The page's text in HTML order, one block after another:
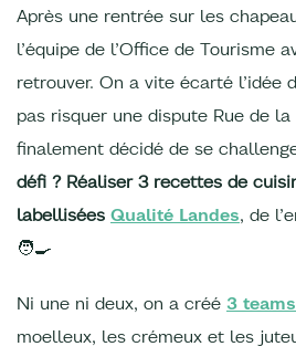
Après une rentrée sur les
l’équipe de l’Office de Tourisme
retrouver. On a vite écarté l’idée
pas risquer une dispute Rue de
finalement décidé de se
défi ? Réaliser 3 recettes de
labellisées Qualité Landes, de
🧑‍🍳
Ni une ni deux, on a créé 3
moelleux, les crémeux et les